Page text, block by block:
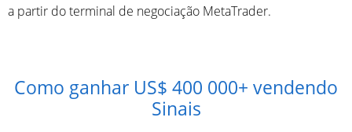
a partir do terminal de negociação MetaTrader.
Como ganhar US$ 400 000+ vendendo
Sinais